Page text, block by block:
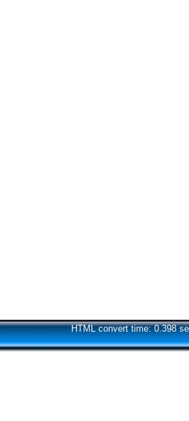
HTML convert time: 0.398